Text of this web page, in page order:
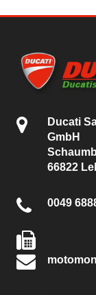
Ducati
GmbH
66822
0049